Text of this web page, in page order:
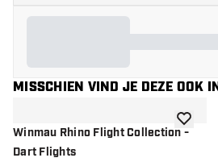
MISSCHIEN VIND JE DEZE OOK
Winmau Rhino Flight Collection -
Dart Flights